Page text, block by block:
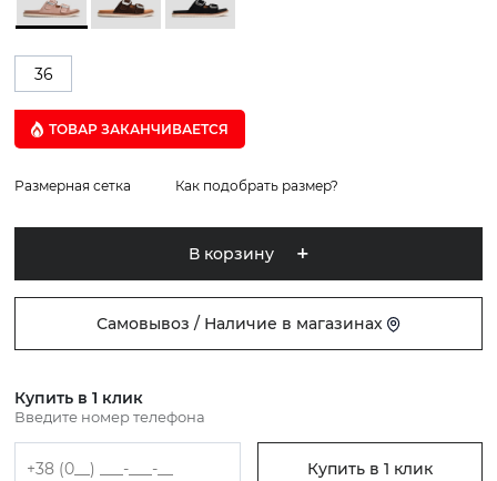
36
ТОВАР ЗАКАНЧИВАЕТСЯ
Размерная сетка Как подобрать размер?
В корзину
Самовывоз / Наличие в магазинах
Купить в 1 клик
Введите номер телефона
Купить в 1 клик